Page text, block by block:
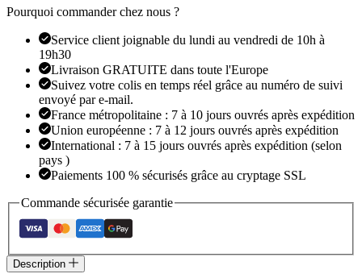
Pourquoi commander chez nous ?
Service client joignable du lundi au vendredi de 10h à
19h30
Livraison GRATUITE dans toute l'Europe
Suivez votre colis en temps réel grâce au numéro de suivi
envoyé par e-mail.
France métropolitaine : 7 à 10 jours ouvrés après expédition
Union européenne : 7 à 12 jours ouvrés après expédition
International : 7 à 15 jours ouvrés après expédition (selon
pays )
Paiements 100 % sécurisés grâce au cryptage SSL
Commande sécurisée garantie
Description